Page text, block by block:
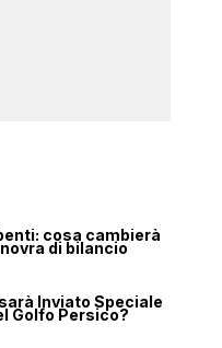
cosa cambierà
di bilancio
Inviato Speciale
Golfo Persico?